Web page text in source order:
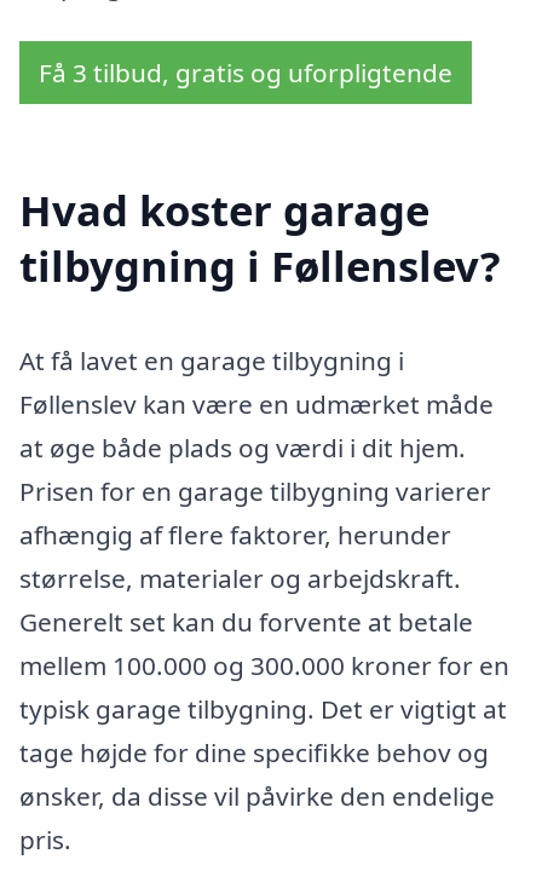
Få 3 tilbud, gratis og uforpligtende
Hvad koster garage
tilbygning i Føllenslev?
At få lavet en garage tilbygning i
Føllenslev kan være en udmærket måde
at øge både plads og værdi i dit hjem.
Prisen for en garage tilbygning varierer
afhængig af flere faktorer, herunder
størrelse, materialer og arbejdskraft.
Generelt set kan du forvente at betale
mellem 100.000 og 300.000 kroner for en
typisk garage tilbygning. Det er vigtigt at
tage højde for dine specifikke behov og
ønsker, da disse vil påvirke den endelige
pris.